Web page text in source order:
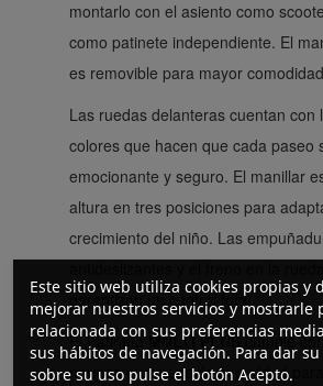
montarlo con el asiento como
como patinete independiente. El
es removible para mayor
Las ruedas delanteras cuentan con
colores que hacen que cada paseo
emocionante y seguro. El manillar
altura en tres posiciones para
crecimiento del niño. Las
garantizan un control total.
El Patinete MULTI PLUScumple
normas europeas de seguridad para
Este sitio web utiliza cookies propias y
mejorar nuestros servicios y mostrarle
relacionada con sus preferencias
sus hábitos de navegación. Para dar
sobre su uso pulse el botón Acepto.